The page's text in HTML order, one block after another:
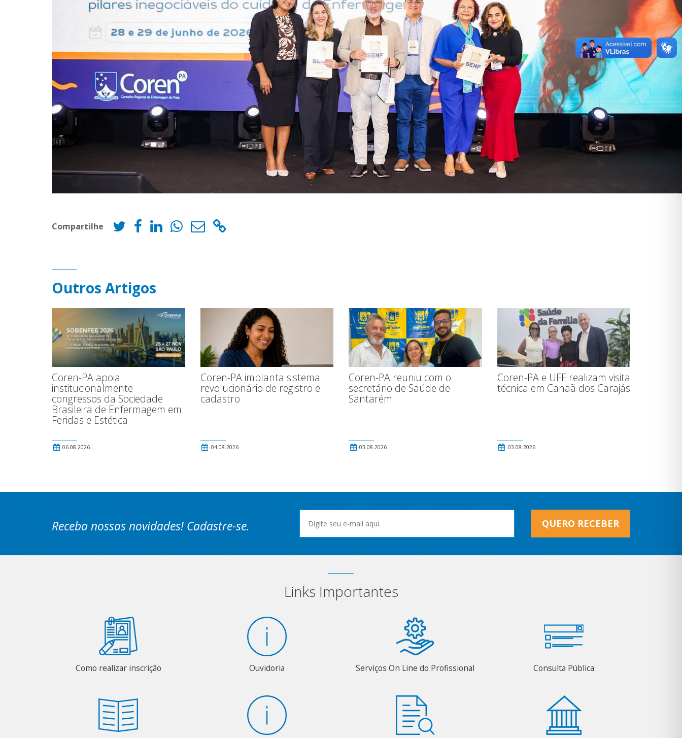
Compartilhe
Outros Artigos
Coren-PA apoia
institucionalmente
congressos da Sociedade
Brasileira de Enfermagem em
Feridas e Estética
06.08.2026
Coren-PA implanta sistema
revolucionário de registro e
cadastro
04.08.2026
Coren-PA reuniu com o
secretário de Saúde de
Santarém
03.08.2026
Coren-PA e UFF realizam visita
técnica em Canaã dos Carajás
03.08.2026
Receba nossas novidades! Cadastre-se. QUERO RECEBER
Links Importantes
Como realizar inscrição Ouvidoria Serviços On Line do Profissional Consulta Pública